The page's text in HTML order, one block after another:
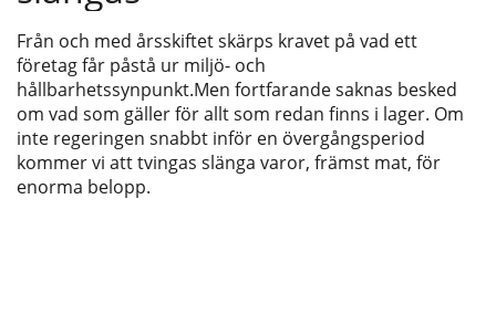
Från och med årsskiftet skärps kravet på vad ett
företag får påstå ur miljö- och
hållbarhetssynpunkt.Men fortfarande saknas besked
om vad som gäller för allt som redan finns i lager. Om
inte regeringen snabbt inför en övergångsperiod
kommer vi att tvingas slänga varor, främst mat, för
enorma belopp.